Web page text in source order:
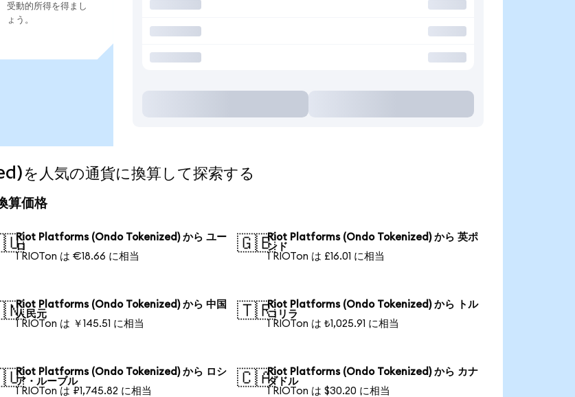
受動的所得を得まし
ょう。
人気の通貨に換算して探索する
算価格
Riot Platforms (Ondo Tokenized) から ユー
ロ
1 RIOTon は €18.66 に相当
🇬🇧Riot Platforms (Ondo Tokenized) から 英ポ
ンド
1 RIOTon は £16.01 に相当
Riot Platforms (Ondo Tokenized) から 中国
人民元
1 RIOTon は ￥145.51 に相当
🇹🇷Riot Platforms (Ondo Tokenized) から トル
コリラ
1 RIOTon は ₺1,025.91 に相当
Riot Platforms (Ondo Tokenized) から ロシ
ア・ルーブル
1 RIOTon は ₽1,745.82 に相当
🇨🇦Riot Platforms (Ondo Tokenized) から カナ
ダドル
1 RIOTon は $30.20 に相当